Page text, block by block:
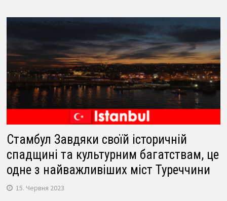
Стамбул Завдяки своїй історичній
спадщині та культурним багатствам, це
одне з найважливіших міст Туреччини
15. Червня 2023